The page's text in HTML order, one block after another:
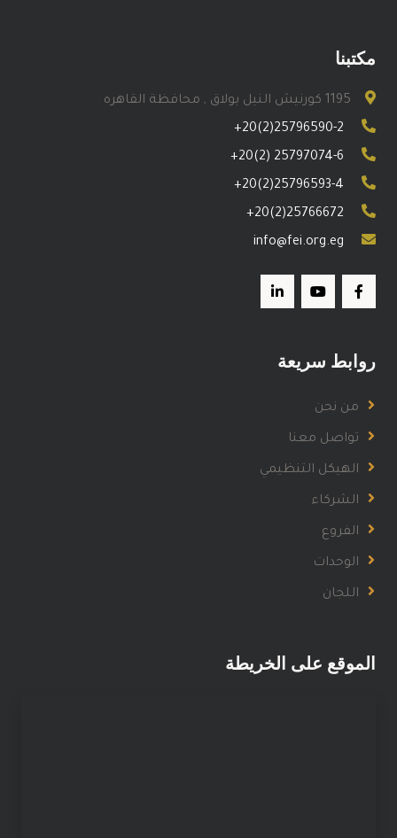
مكتبنا
1195 كورنيش النيل بولاق , محافظة القاهره
+20(2)25796590-2
+20(2) 25797074-6
+20(2)25796593-4
+20(2)25766672
info@fei.org.eg
روابط سريعة
من نحن
تواصل معنا
الهيكل التنظيمي
الشركاء
الفروع
الوحدات
اللجان
الموقع على الخريطة